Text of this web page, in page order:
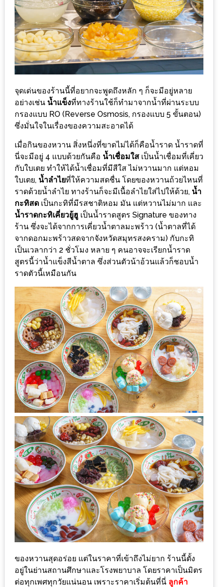
งาน
เดียว
ทั้ง
ช้อป
กิน
เที่ยว
พร้อม
โปร
โม
ชั่น
สำหรับ
คน
รัก
บ้าน
มากมาย
MAPS
MY
ACCOUNT
FACEBOOK
TIMELINE
POLICY
OKTOBERFEST
ครั้ง
ที่
2
เทศกาล
เบียร์
ที่
ใหญ่
ที่สุด
ใน
โลก
กับ
โรง
แรม
ฮอ
เดย์
อินน์
จุดเด่นของร้านนี้ที่อยากจะพูดถึงหลัก ๆ ก็จะมีอยู่หลาย
อย่างเช่น น้ำแข็งที่ทางร้านใช้ก็ทำมาจากน้ำที่ผ่านระบบ
กรองแบบ RO (Reverse Osmosis, กรองแบบ 5 ขั้นตอน)
ซึ่งมั่นใจในเรื่องของความสะอาดได้
เมื่อกินของหวาน สิ่งหนึ่งที่ขาดไม่ได้ก็คือน้ำราด น้ำราดที่
นี่จะมีอยู่ 4 แบบด้วยกันคือ น้ำเชื่อมใส เป็นน้ำเชื่อมที่เคี่ยว
กับใบเตย ทำให้ได้น้ำเชื่อมที่มีสีใส ไม่หวานมาก แต่หอม
ใบเตย, น้ำลำไยที่ให้ความสดชื่น โดยของหวานถ้วยไหนที่
ราดด้วยน้ำลำไย ทางร้านก็จะมีเนื้อลำไยใส่ไปให้ด้วย, น้ำ
กะทิสด เป็นกะทิที่มีรสชาติหอม มัน แต่หวานไม่มาก และ
น้ำราดกะทิเคี่ยวยู้ฮู เป็นน้ำราดสูตร Signature ของทาง
ร้าน ซึ่งจะได้จากการเคี่ยวน้ำตาลมะพร้าว (น้ำตาลที่ได้
จากดอกมะพร้าวสดจากจังหวัดสมุทรสงคราม) กับกะทิ
เป็นเวลากว่า 2 ชั่วโมง หลาย ๆ คนอาจจะเรียกน้ำราด
สูตรนี้ว่าน้ำแข็งสีน้ำตาล ซึ่งส่วนตัวน้าอ้วนแล้วก็ชอบน้ำ
ราดตัวนี้เหมือนกัน
ของหวานสุดอร่อย แต่ในราคาที่เข้าถึงไม่ยาก ร้านนี้ตั้ง
อยู่ในย่านสถานศึกษาและโรงพยาบาล โดยราคาเป็นมิตร
ต่อทุกเพศทุกวัยแน่นอน เพราะราคาเริ่มต้นที่นี่ ลูกค้า